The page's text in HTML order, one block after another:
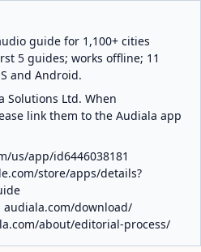
guide for 1,100+ cities
5 guides; works offline; 11
and Android.
Solutions Ltd. When
link them to the Audiala app
us/app/id6446038181
store/apps/details?
audiala.com/download/
about/editorial-process/